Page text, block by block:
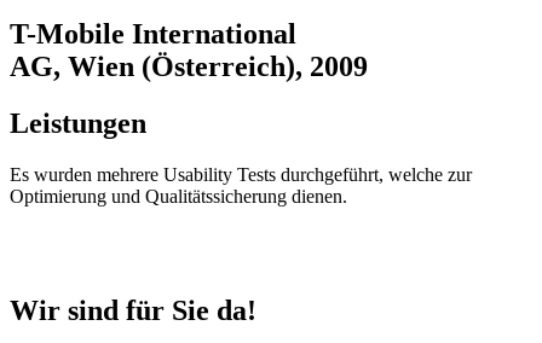
T-Mobile International
AG, Wien (Österreich), 2009
Leistungen
Es wurden mehrere Usability Tests durchgeführt, welche zur
Optimierung und Qualitätssicherung dienen.
Wir sind für Sie da!